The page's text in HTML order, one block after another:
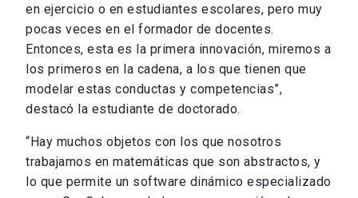
en ejercicio o en estudiantes escolares, pero muy
pocas veces en el formador de docentes.
Entonces, esta es la primera innovación, miremos a
los primeros en la cadena, a los que tienen que
modelar estas conductas y competencias”,
destacó la estudiante de doctorado.
“Hay muchos objetos con los que nosotros
trabajamos en matemáticas que son abstractos, y
lo que permite un software dinámico especializado